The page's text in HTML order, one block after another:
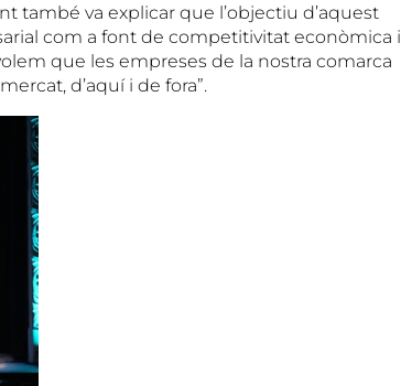
també va explicar que l’objectiu d’aquest
com a font de competitivitat econòmica i
que les empreses de la nostra comarca
d’aquí i de fora”.